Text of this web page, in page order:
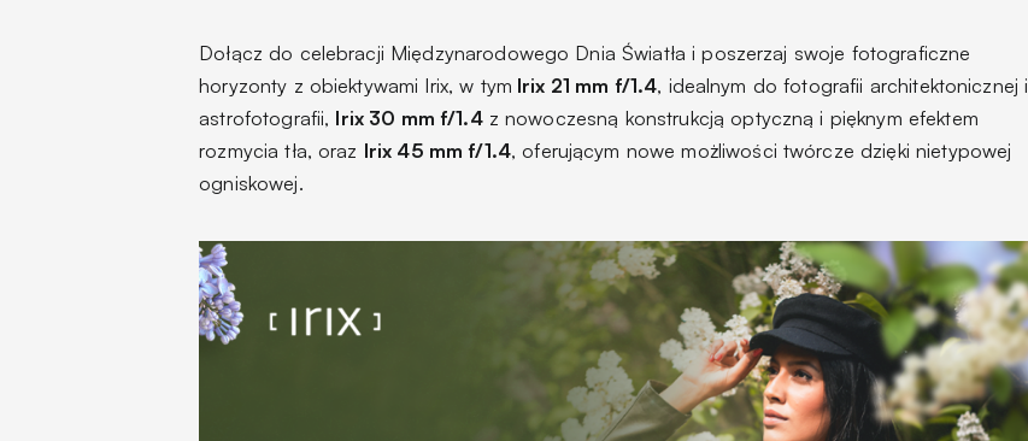
Dołącz do celebracji Międzynarodowego Dnia Światła i poszerzaj swoje fotograficzne
horyzonty z obiektywami Irix, w tym Irix 21 mm f/1.4, idealnym do fotografii architektonicznej i
astrofotografii, Irix 30 mm f/1.4z nowoczesną konstrukcją optyczną i pięknym efektem
rozmycia tła, oraz Irix 45 mm f/1.4, oferującym nowe możliwości twórcze dzięki nietypowej
ogniskowej.